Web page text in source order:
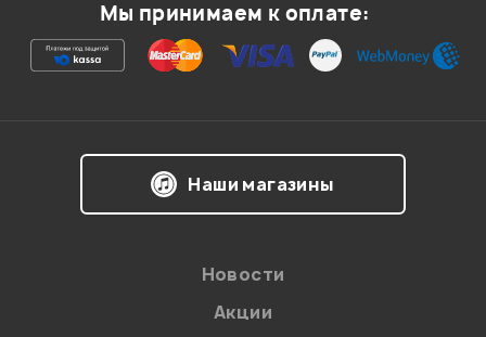
Ваша оценка:
Мы принимаем к оплате:
Наши магазины
Новости
Акции